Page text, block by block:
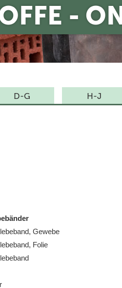
-
D-G H-J
Gewebe
Folie